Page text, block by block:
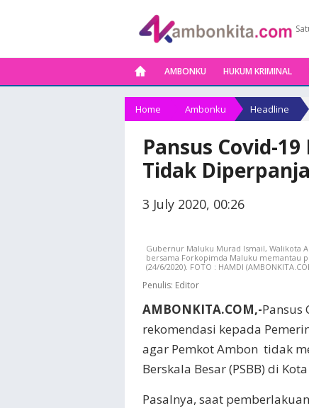
AMBONKU HUKUM KRIMINAL
Home Ambonku Headline
Pansus Covid-
Tidak
3 July 2020, 00:26
Gubernur Maluku Murad Ismail, Walikota
bersama Forkopimda Maluku memantau
(24/6/2020). FOTO : HAMDI
Penulis: Editor
AMBONKITA.COM,-Pansus
rekomendasi kepada
agar Pemkot Ambon tidak
Berskala Besar (PSBB) di
Pasalnya, saat